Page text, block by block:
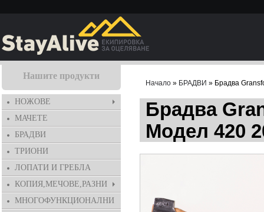
Нашите продукти
НОЖОВЕ
МАЧЕТЕ
БРАДВИ
ТРИОНИ
ЛОПАТИ И ГРЕБЛА
КОПИЯ,МЕЧОВЕ,РАЗНИ
МНОГОФУНКЦИОНАЛНИ
Начало» БРАДВИ » Брадва
Брадва
Модел 420